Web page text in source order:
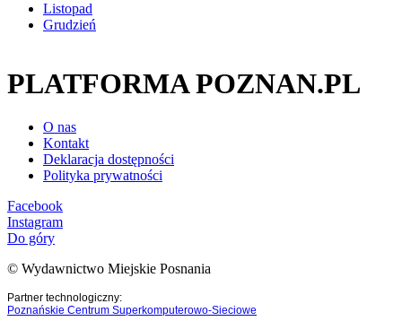
Listopad
Grudzień
PLATFORMA POZNAN.PL
O nas
Kontakt
Deklaracja dostępności
Polityka prywatności
Facebook
Instagram
Do góry
© Wydawnictwo Miejskie Posnania
Partner technologiczny:
Poznańskie Centrum Superkomputerowo-Sieciowe